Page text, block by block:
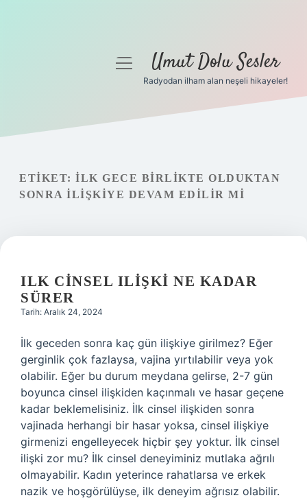
Gizlilik Politikası
Hakkımızda
menüyüUmut Dolu Sesler
Radyodan ilham alan neşeli hikayeler!
ETIKET: İLK GECE BIRLIKTE OLDUKTAN
SONRA ILIŞKIYE DEVAM EDILIR MI
ILK CINSEL ILIŞKI NE KADAR
SÜRER
Tarih: Aralık 24, 2024
İlk geceden sonra kaç gün ilişkiye girilmez? Eğer
gerginlik çok fazlaysa, vajina yırtılabilir veya yok
olabilir. Eğer bu durum meydana gelirse, 2-7 gün
boyunca cinsel ilişkiden kaçınmalı ve hasar geçene
kadar beklemelisiniz. İlk cinsel ilişkiden sonra
vajinada herhangi bir hasar yoksa, cinsel ilişkiye
girmenizi engelleyecek hiçbir şey yoktur. İlk cinsel
ilişki zor mu? İlk cinsel deneyiminiz mutlaka ağrılı
olmayabilir. Kadın yeterince rahatlarsa ve erkek
nazik ve hoşgörülüyse, ilk deneyim ağrısız olabilir.